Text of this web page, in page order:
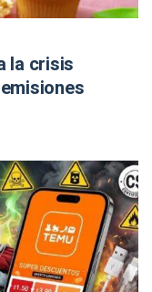
la crisis